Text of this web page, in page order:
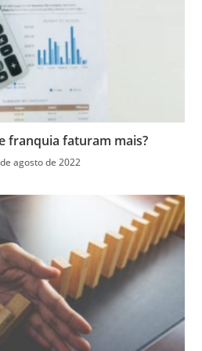
franquia faturam mais?
agosto de 2022